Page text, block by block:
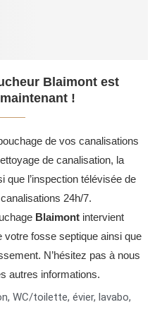
Blaimont est
!
de vos canalisations
de canalisation, la
que l’inspection télévisée de
24h/7.
Blaimontintervient
votre fosse septique ainsi que
N’hésitez pas à nous
autres informations.
WC/toilette, évier, lavabo,